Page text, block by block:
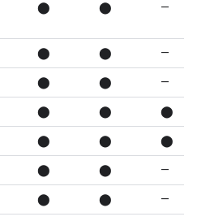
⬤ ⬤ —
⬤ ⬤ —
⬤ ⬤ —
⬤ ⬤ ⬤
⬤ ⬤ ⬤
⬤ ⬤ —
⬤ ⬤ —